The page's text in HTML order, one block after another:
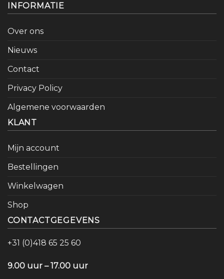
INFORMATIE
Over ons
Nieuws
Contact
Privacy Policy
Algemene voorwaarden
KLANT
Mijn account
Bestellingen
Winkelwagen
Shop
CONTACTGEGEVENS
+31 (0)418 65 25 60
9.00 uur – 17.00 uur